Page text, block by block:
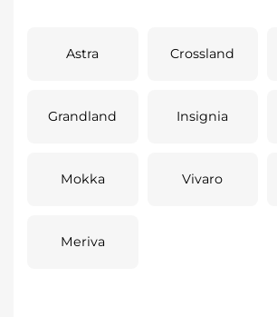
Astra Crossland
Grandland Insignia
Mokka Vivaro
Meriva